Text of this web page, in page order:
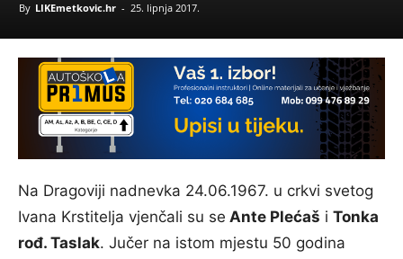
By LIKEmetkovic.hr - 25. lipnja 2017.
Na Dragoviji nadnevka 24.06.1967. u crkvi svetog
Ivana Krstitelja vjenčali su se Ante Plećaš i Tonka
rođ. Taslak. Jučer na istom mjestu 50 godina